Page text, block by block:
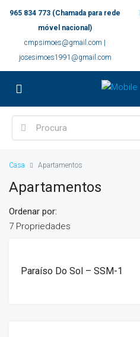
965 834 773 (Chamada para rede
móvel nacional)
cmpsimoes@gmail.com |
josesimoes1991@gmail.com
Casa Apartamentos
Apartamentos
7 Propriedades
Ordenar por:
Paraíso Do Sol – SSM-1